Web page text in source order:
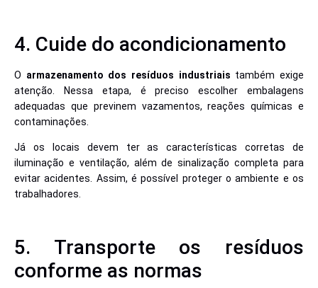
4. Cuide do acondicionamento
O armazenamento dos resíduos industriais também exige
atenção. Nessa etapa, é preciso escolher embalagens
adequadas que previnem vazamentos, reações químicas e
contaminações.
Já os locais devem ter as características corretas de
iluminação e ventilação, além de sinalização completa para
evitar acidentes. Assim, é possível proteger o ambiente e os
trabalhadores.
5. Transporte os resíduos
conforme as normas